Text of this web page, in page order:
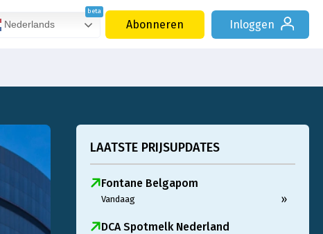
Nederlands Abonneren Inloggen
LAATSTE PRIJSUPDATES
Fontane Belgapom
Vandaag »
DCA Spotmelk Nederland